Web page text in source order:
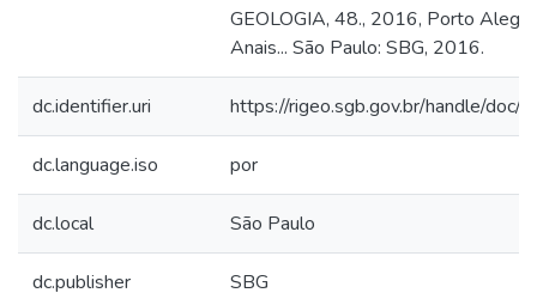
GEOLOGIA, 48., 2016, Porto
Anais... São Paulo: SBG, 2016.
dc.identifier.uri https://rigeo.sgb.gov.br/handle/doc/
dc.language.iso por
dc.local São Paulo
dc.publisher SBG